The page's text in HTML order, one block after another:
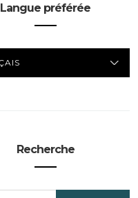
Langue préférée
Recherche